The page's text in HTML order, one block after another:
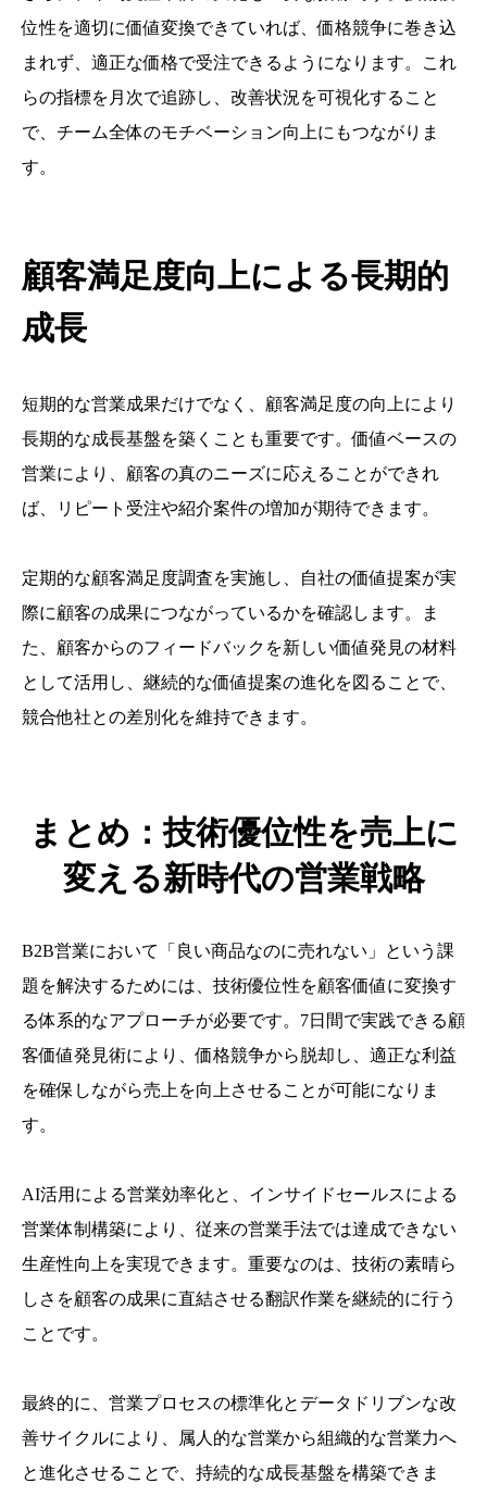
位性を適切に価値変換できていれば、価格競争に巻き込
まれず、適正な価格で受注できるようになります。これ
らの指標を月次で追跡し、改善状況を可視化すること
で、チーム全体のモチベーション向上にもつながりま
す。
顧客満足度向上による長期的
成長
短期的な営業成果だけでなく、顧客満足度の向上により
長期的な成長基盤を築くことも重要です。価値ベースの
営業により、顧客の真のニーズに応えることができれ
ば、リピート受注や紹介案件の増加が期待できます。
定期的な顧客満足度調査を実施し、自社の価値提案が実
際に顧客の成果につながっているかを確認します。ま
た、顧客からのフィードバックを新しい価値発見の材料
として活用し、継続的な価値提案の進化を図ることで、
競合他社との差別化を維持できます。
まとめ：技術優位性を売上に
変える新時代の営業戦略
B2B営業において「良い商品なのに売れない」という課
題を解決するためには、技術優位性を顧客価値に変換す
る体系的なアプローチが必要です。7日間で実践できる顧
客価値発見術により、価格競争から脱却し、適正な利益
を確保しながら売上を向上させることが可能になりま
す。
AI活用による営業効率化と、インサイドセールスによる
営業体制構築により、従来の営業手法では達成できない
生産性向上を実現できます。重要なのは、技術の素晴ら
しさを顧客の成果に直結させる翻訳作業を継続的に行う
ことです。
最終的に、営業プロセスの標準化とデータドリブンな改
善サイクルにより、属人的な営業から組織的な営業力へ
と進化させることで、持続的な成長基盤を構築できま